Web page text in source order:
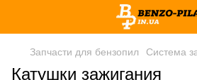
Запчасти для бензопил Система
Катушки зажигания